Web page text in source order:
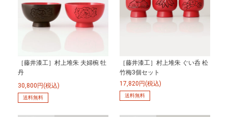
［藤井漆工］村上堆朱 夫婦椀 牡
丹
30,800円(税込)
送料無料
［藤井漆工］村上堆朱 ぐい呑 松
竹梅3個セット
17,820円(税込)
送料無料